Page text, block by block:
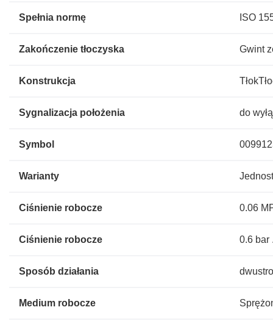
Spełnia normę ISO
Zakończenie tłoczyska Gwint
Konstrukcja
Sygnalizacja położenia do
Symbol
Warianty
Ciśnienie robocze 0.06
Ciśnienie robocze 0.6 bar
Sposób działania
Medium robocze